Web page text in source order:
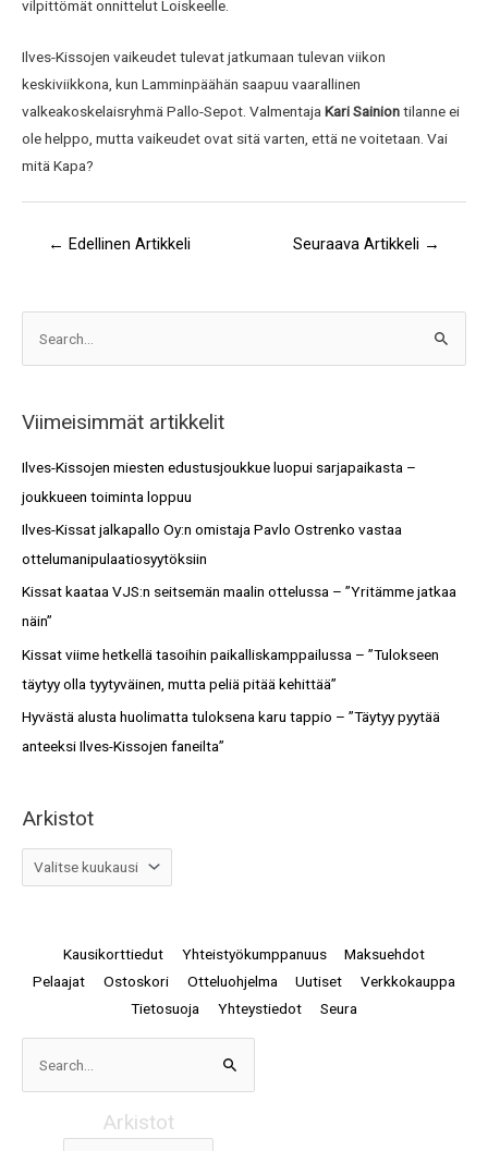
vilpittömät onnittelut Loiskeelle.
Ilves-Kissojen vaikeudet tulevat jatkumaan tulevan viikon
keskiviikkona, kun Lamminpäähän saapuu vaarallinen
valkeakoskelaisryhmä Pallo-Sepot. Valmentaja Kari Sainiontilanne ei
ole helppo, mutta vaikeudet ovat sitä varten, että ne voitetaan. Vai
mitä Kapa?
← Edellinen Artikkeli Seuraava Artikkeli →
c
h
Viimeisimmät artikkelit
Ilves-Kissojen miesten edustusjoukkue luopui sarjapaikasta –
joukkueen toiminta loppuu
Ilves-Kissat jalkapallo Oy:n omistaja Pavlo Ostrenko vastaa
ottelumanipulaatiosyytöksiin
Kissat kaataa VJS:n seitsemän maalin ottelussa – ”Yritämme jatkaa
näin”
Kissat viime hetkellä tasoihin paikalliskamppailussa – ”Tulokseen
täytyy olla tyytyväinen, mutta peliä pitää kehittää”
Hyvästä alusta huolimatta tuloksena karu tappio – ”Täytyy pyytää
anteeksi Ilves-Kissojen faneilta”
Arkistot
i
t
o
t
Kausikorttiedut Yhteistyökumppanuus
Maksuehdot
Pelaajat
Ostoskori Otteluohjelma Uutiset
Verkkokauppa
Tietosuoja
Yhteystiedot Seura
Search
for:
Arkistot